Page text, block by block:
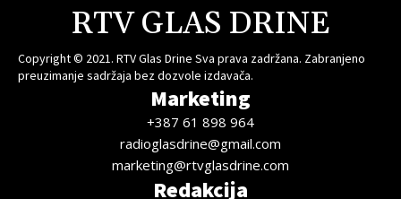
RTV GLAS DRINE
Copyright © 2021. RTV Glas Drine Sva prava zadržana. Zabranjeno
preuzimanje sadržaja bez dozvole izdavača.
Marketing
+387 61 898 964
radioglasdrine@gmail.com
marketing@rtvglasdrine.com
Redakcija